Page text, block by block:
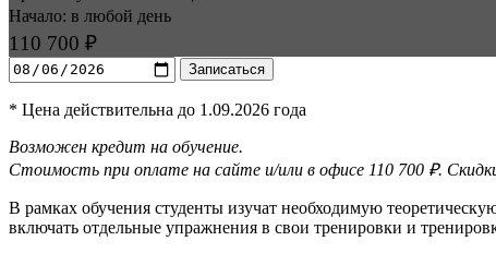
Начало: в любой день
110 700 ₽
Записаться
* Цена действительна до 1.09.2026 года
Возможен кредит на обучение.
Стоимость при оплате на сайте и/или в офисе 110 700 ₽.
В рамках обучения студенты изучат необходимую
включать отдельные упражнения в свои тренировки и